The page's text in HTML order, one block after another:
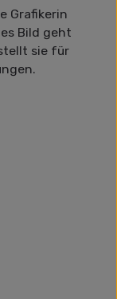
Grafikerin
Bild geht
sie für